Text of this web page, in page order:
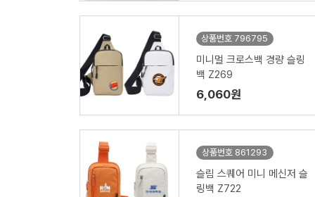
상품번호 796795
미니멀 크로스백 경량 슬링
백 Z269
6,060원
상품번호 861293
슬림 스퀘어 미니 메신저 슬
링백 Z722